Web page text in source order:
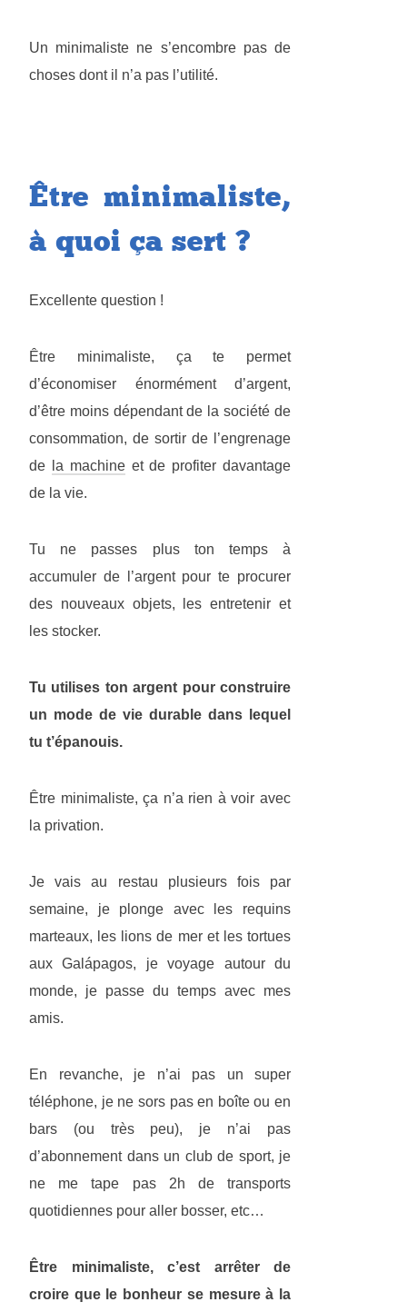
Un minimaliste ne s’encombre pas de
choses dont il n’a pas l’utilité.
Être minimaliste,
à quoi ça sert ?
Excellente question !
Être minimaliste, ça te permet
d’économiser énormément d’argent,
d’être moins dépendant de la société de
consommation, de sortir de l’engrenage
de
la machineet de profiter davantage
de la vie.
Tu ne passes plus ton temps à
accumuler de l’argent pour te procurer
des nouveaux objets, les entretenir et
les stocker.
Tu utilises ton argent pour construire
un mode de vie durable dans lequel
tu t’épanouis.
Être minimaliste, ça n’a rien à voir avec
la privation.
Je vais au restau plusieurs fois par
semaine, je plonge avec les requins
marteaux, les lions de mer et les tortues
aux Galápagos, je voyage autour du
monde, je passe du temps avec mes
amis.
En revanche, je n’ai pas un super
téléphone, je ne sors pas en boîte ou en
bars (ou très peu), je n’ai pas
d’abonnement dans un club de sport, je
ne me tape pas 2h de transports
quotidiennes pour aller bosser, etc…
Être minimaliste, c’est arrêter de
croire que le bonheur se mesure à la